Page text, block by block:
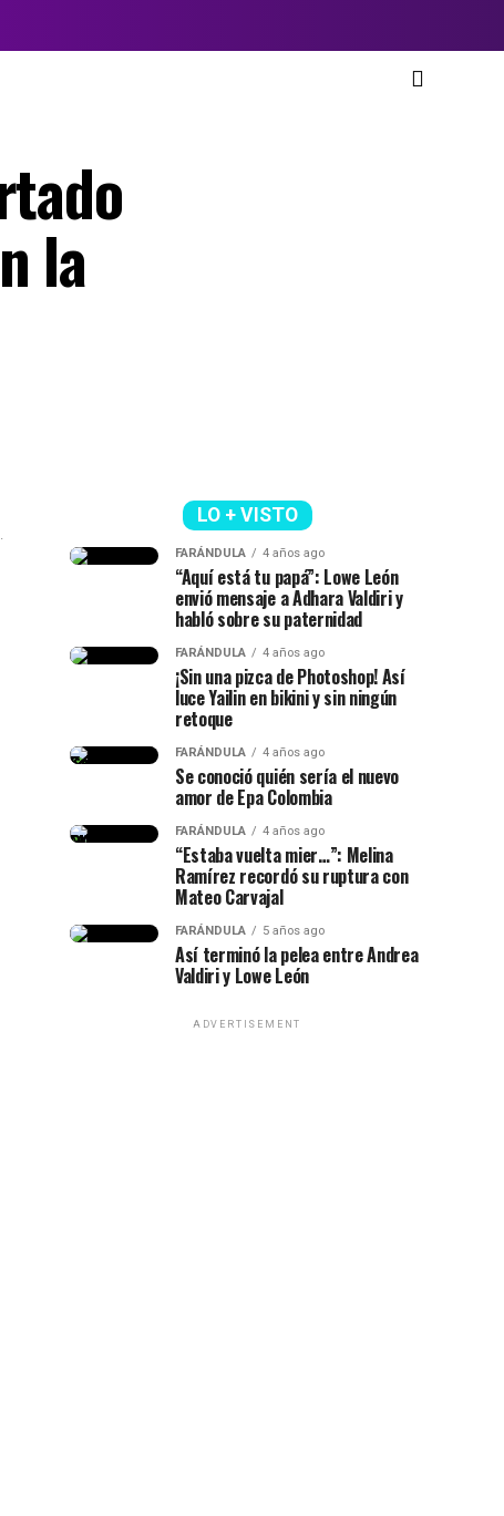
la
LO + VISTO
FARÁNDULA 4 años ago
“Aquí está tu papá”: Lowe León
envió mensaje a Adhara Valdiri y
habló sobre su paternidad
FARÁNDULA 4 años ago
¡Sin una pizca de Photoshop! Así
luce Yailin en bikini y sin ningún
retoque
FARÁNDULA 4 años ago
Se conoció quién sería el nuevo
amor de Epa Colombia
FARÁNDULA 4 años ago
“Estaba vuelta mier…”: Melina
Ramírez recordó su ruptura con
Mateo Carvajal
FARÁNDULA 5 años ago
Así terminó la pelea entre Andrea
Valdiri y Lowe León
ADVERTISEMENT